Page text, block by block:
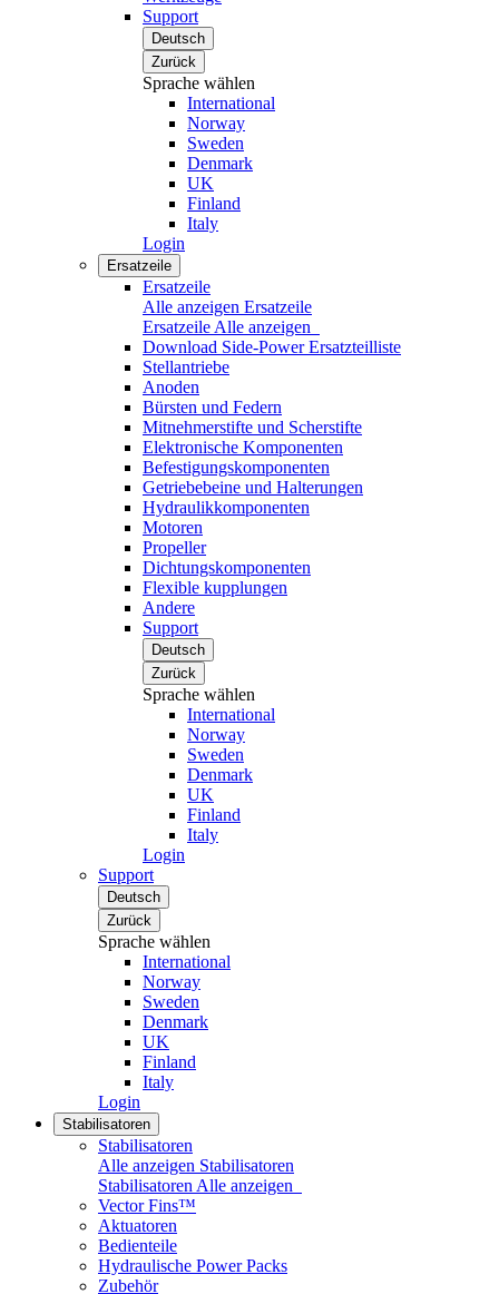
Support
Deutsch
Zurück
Sprache wählen
International
Norway
Sweden
Denmark
UK
Finland
Italy
Login
Ersatzeile
Ersatzeile
Alle anzeigen Ersatzeile
Ersatzeile Alle anzeigen
Download Side-Power Ersatzteilliste
Stellantriebe
Anoden
Bürsten und Federn
Mitnehmerstifte und Scherstifte
Elektronische Komponenten
Befestigungskomponenten
Getriebebeine und Halterungen
Hydraulikkomponenten
Motoren
Propeller
Dichtungskomponenten
Flexible kupplungen
Andere
Support
Deutsch
Zurück
Sprache wählen
International
Norway
Sweden
Denmark
UK
Finland
Italy
Login
Support
Deutsch
Zurück
Sprache wählen
International
Norway
Sweden
Denmark
UK
Finland
Italy
Login
Stabilisatoren
Stabilisatoren
Alle anzeigen Stabilisatoren
Stabilisatoren Alle anzeigen
Vector Fins™
Aktuatoren
Bedienteile
Hydraulische Power Packs
Zubehör